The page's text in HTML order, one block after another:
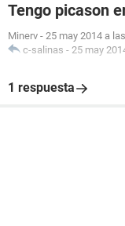
Tengo picason
Minerv - 25 may 2014 a
c-salinas - 25 may
1 respuesta